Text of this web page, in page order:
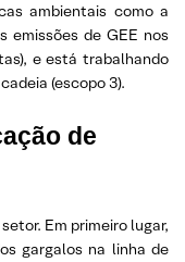
ambientais como a
emissões de GEE nos
e está trabalhando
(escopo 3).
de
Em primeiro lugar,
gargalos na linha de